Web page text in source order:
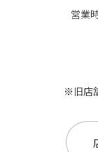
営業
※旧店